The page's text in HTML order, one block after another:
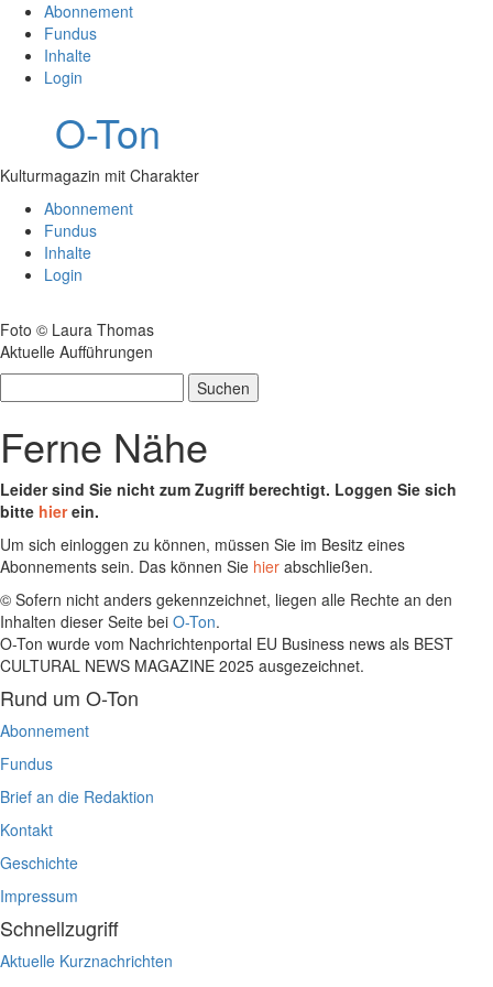
Abonnement
Fundus
Inhalte
Login
O-Ton
Kulturmagazin mit Charakter
Abonnement
Fundus
Inhalte
Login
Foto © Laura Thomas
Aktuelle Aufführungen
nach:
Ferne Nähe
Leider sind Sie nicht zum Zugriff berechtigt. Loggen Sie sich
bitte hierein.
Um sich einloggen zu können, müssen Sie im Besitz eines
Abonnements sein. Das können Sie hier abschließen.
© Sofern nicht anders gekennzeichnet, liegen alle Rechte an den
Inhalten dieser Seite bei O-Ton.
O-Ton wurde vom Nachrichtenportal EU Business news als BEST
CULTURAL NEWS MAGAZINE 2025 ausgezeichnet.
Rund um O-Ton
Abonnement
Fundus
Brief an die Redaktion
Kontakt
Geschichte
Impressum
Schnellzugriff
Aktuelle Kurznachrichten